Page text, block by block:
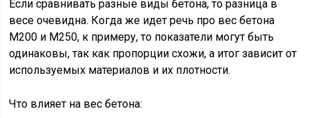
Если сравнивать разные виды бетона, то разница в
весе очевидна. Когда же идет речь про вес бетона
М200 и М250, к примеру, то показатели могут быть
одинаковы, так как пропорции схожи, а итог зависит от
используемых материалов и их плотности.
Что влияет на вес бетона: